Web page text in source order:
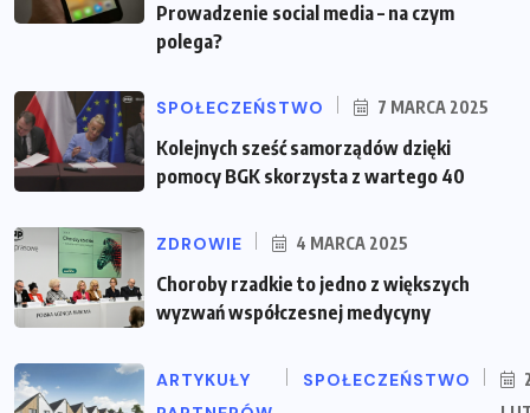
Prowadzenie social media – na czym
polega?
SPOŁECZEŃSTWO 7 MARCA 2025
Kolejnych sześć samorządów dzięki
pomocy BGK skorzysta z wartego 40
ZDROWIE 4 MARCA 2025
Choroby rzadkie to jedno z większych
wyzwań współczesnej medycyny
ARTYKUŁY
SPOŁECZEŃSTWO